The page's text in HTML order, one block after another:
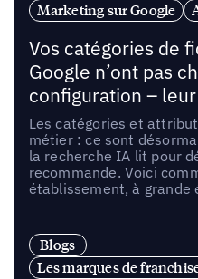
Marketing sur Google
Vos catégories de
Google n’ont pas
configuration –
Les catégories et
métier : ce sont
la recherche IA lit pour
recommande. Voici
établissement, à grande
Blogs
Les marques de